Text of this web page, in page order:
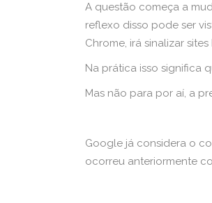
A questão começa a
reflexo disso pode ser
Chrome, irá sinalizar
Na prática isso significa
Mas não para por aí, a
Google já considera o
ocorreu anteriormente